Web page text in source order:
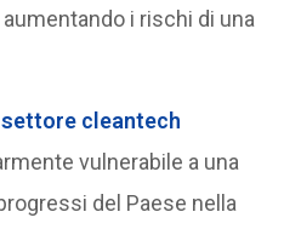
i rischi di una
cleantech
vulnerabile a una
del Paese nella